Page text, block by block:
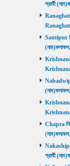
প্রার্থী
Ranaghat
Ranaghat
Santipur
Nabadwip
Chapra
প্রার্থী